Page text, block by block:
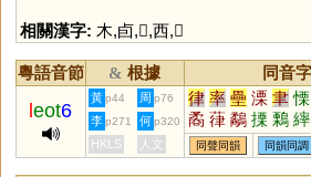
相關漢字: 木,卣,𠧪,西,𥬹
粵語音節 & 根據 同音字
leot6
黃 p44 周 p76 律 率 壘 溧 聿 慄
矞 葎 鷸 搮 鷅 繂
噊 瑮 驈 嵂 硉 鱊
塛
李 p271 何 p320
HKLS 人文 同聲同韻 同韻同調